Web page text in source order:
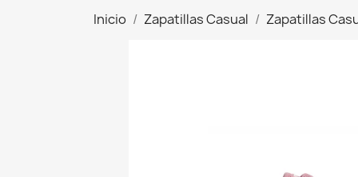
Inicio Zapatillas Casual Zapatillas